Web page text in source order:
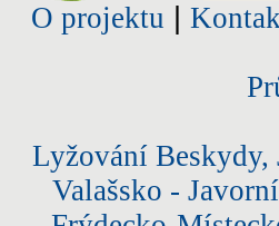
O projektu
Lyžování
Valašsko -